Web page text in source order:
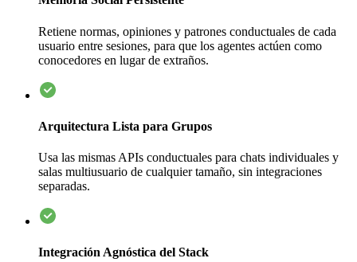
Retiene normas, opiniones y patrones conductuales de cada
usuario entre sesiones, para que los agentes actúen como
conocedores en lugar de extraños.
Arquitectura Lista para Grupos
Usa las mismas APIs conductuales para chats individuales y
salas multiusuario de cualquier tamaño, sin integraciones
separadas.
Integración Agnóstica del Stack